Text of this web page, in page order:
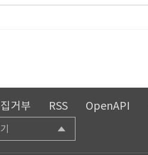
거부 RSS OpenAPI